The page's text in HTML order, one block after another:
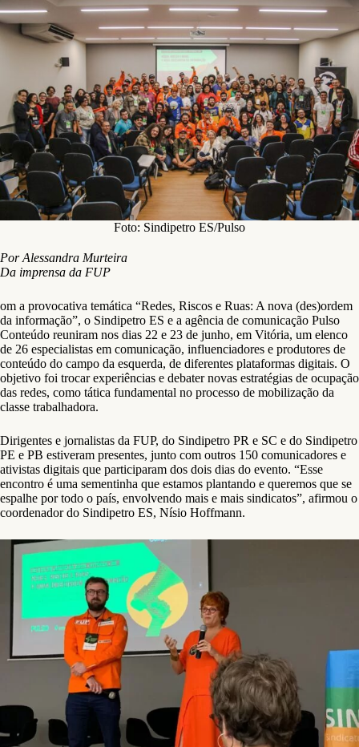
Foto: Sindipetro ES/Pulso
Por Alessandra Murteira
Da imprensa da FUP
om a provocativa temática “Redes, Riscos e Ruas: A nova (des)ordem
da informação”, o Sindipetro ES e a agência de comunicação Pulso
Conteúdo reuniram nos dias 22 e 23 de junho, em Vitória, um elenco
de 26 especialistas em comunicação, influenciadores e produtores de
conteúdo do campo da esquerda, de diferentes plataformas digitais. O
objetivo foi trocar experiências e debater novas estratégias de ocupação
das redes, como tática fundamental no processo de mobilização da
classe trabalhadora.
Dirigentes e jornalistas da FUP, do Sindipetro PR e SC e do Sindipetro
PE e PB estiveram presentes, junto com outros 150 comunicadores e
ativistas digitais que participaram dos dois dias do evento. “Esse
encontro é uma sementinha que estamos plantando e queremos que se
espalhe por todo o país, envolvendo mais e mais sindicatos”, afirmou o
coordenador do Sindipetro ES, Nísio Hoffmann.